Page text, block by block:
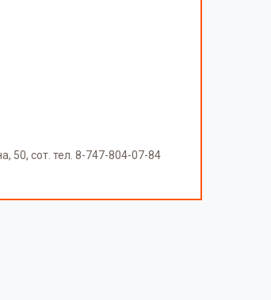
50, сот. тел. 8-747-804-07-84